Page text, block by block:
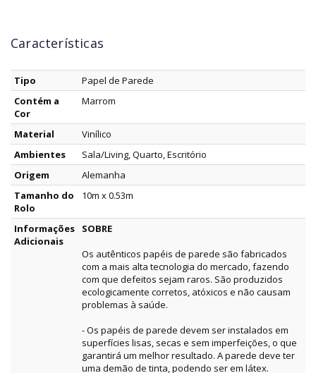
Características
Tipo
Papel de Parede
Contém a
Cor
Marrom
Material
Vinílico
Ambientes
Sala/Living, Quarto, Escritório
Origem
Alemanha
Tamanho do
Rolo
10m x 0.53m
Informações
Adicionais
SOBRE
Os autênticos papéis de parede são fabricados
com a mais alta tecnologia do mercado, fazendo
com que defeitos sejam raros. São produzidos
ecologicamente corretos, atóxicos e não causam
problemas à saúde.
- Os papéis de parede devem ser instalados em
superfícies lisas, secas e sem imperfeições, o que
garantirá um melhor resultado. A parede deve ter
uma demão de tinta, podendo ser em látex.